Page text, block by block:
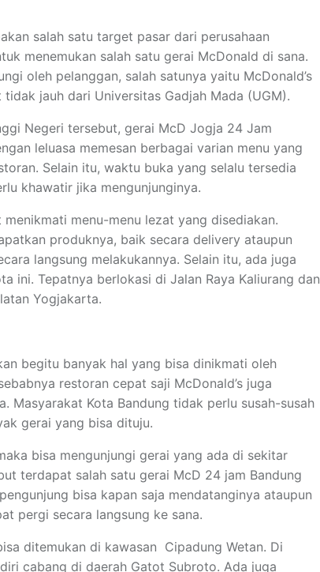
salah satu target pasar dari perusahaan
menemukan salah satu gerai McDonald di sana.
oleh pelanggan, salah satunya yaitu McDonald’s
jauh dari Universitas Gadjah Mada (UGM).
Negeri tersebut, gerai McD Jogja 24 Jam
leluasa memesan berbagai varian menu yang
Selain itu, waktu buka yang selalu tersedia
khawatir jika mengunjunginya.
menu-menu lezat yang disediakan.
produknya, baik secara delivery ataupun
langsung melakukannya. Selain itu, ada juga
ini. Tepatnya berlokasi di Jalan Raya Kaliurang dan
Yogjakarta.
begitu banyak hal yang bisa dinikmati oleh
restoran cepat saji McDonald’s juga
Masyarakat Kota Bandung tidak perlu susah-susah
gerai yang bisa dituju.
bisa mengunjungi gerai yang ada di sekitar
terdapat salah satu gerai McD 24 jam Bandung
bisa kapan saja mendatanginya ataupun
pergi secara langsung ke sana.
ditemukan di kawasan Cipadung Wetan. Di
cabang di daerah Gatot Subroto. Ada juga